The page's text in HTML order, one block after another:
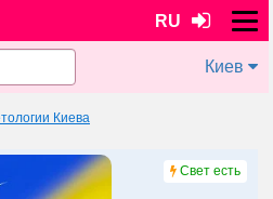
RU
Киев
Киева
Свет есть